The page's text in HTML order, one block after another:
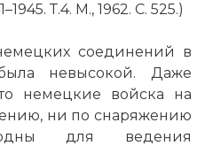
Т.4. М., 1962. С. 525.)
соединений в
невысокой. Даже
немецкие войска на
ни по снаряжению
для ведения
Рей, Корпус
разливает ром
пляже "Голд",
г.